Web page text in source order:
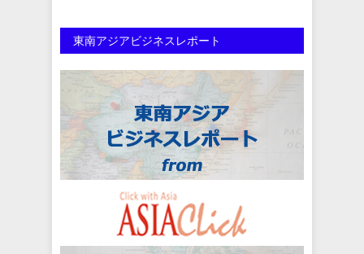
東南アジアビジネスレポート